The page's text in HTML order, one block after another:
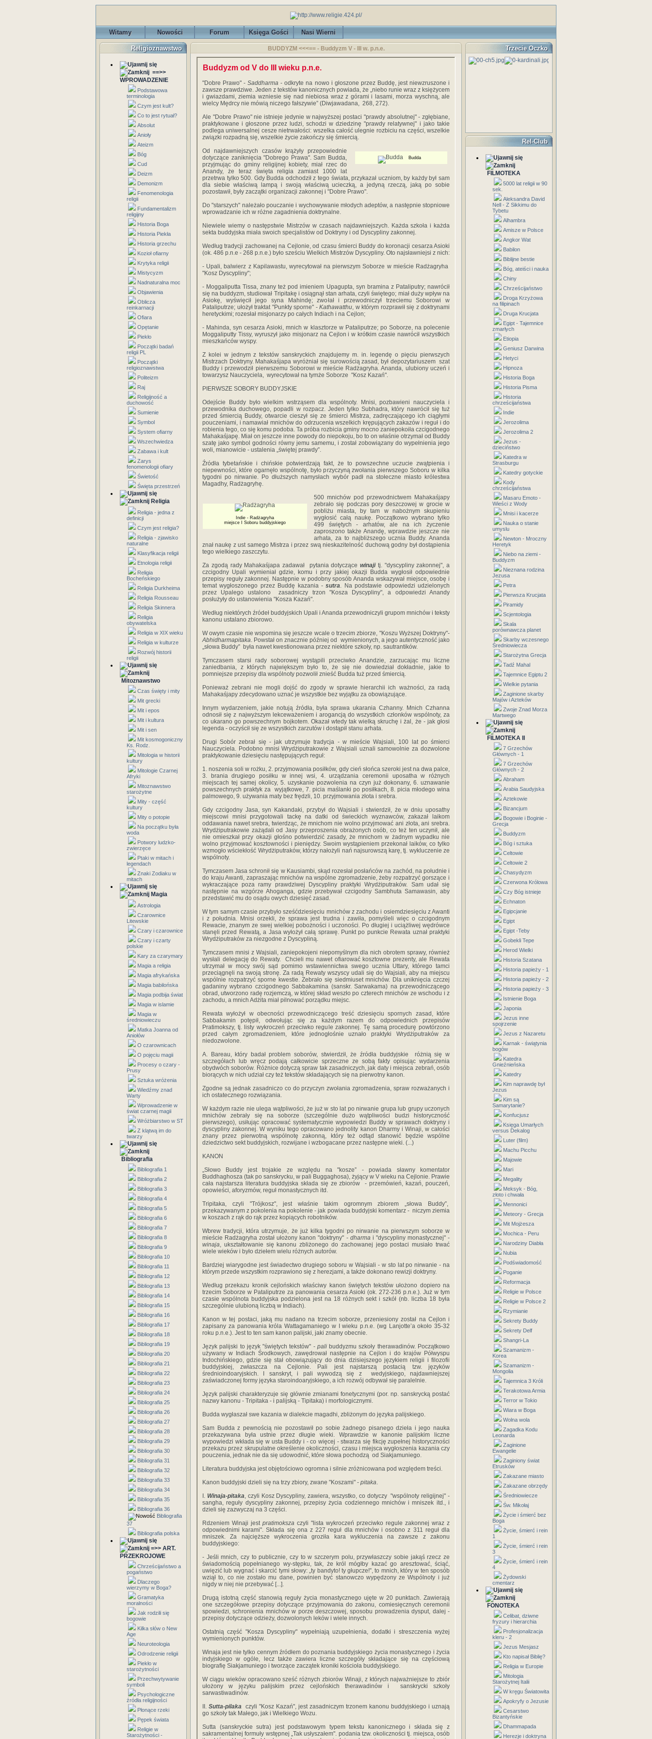
Witamy Nowości Forum Księga Gości Nasi Wierni
Religioznawstwo
==>>
WPROWADZENIE
Podstawowa
terminologia
Czym jest kult?
Co to jest rytuał?
Absolut
Anioły
Ateizm
Bóg
Cud
Deizm
Demonizm
Fenomenologia
religii
Fundamentalizm
religijny
Historia Boga
Historia Piekła
Historia grzechu
Kozioł ofiarny
Krytyka religii
Mistycyzm
Nadnaturalna moc
Objawienia
Oblicza
reinkarnacji
Ofiara
Opętanie
Piekło
Początki badań
religii PL
Początki
religioznawstwa
Politeizm
Raj
Religijność a
duchowość
Sumienie
Symbol
System ofiarny
Wszechwiedza
Zabawa i kult
Zarys
fenomenologii ofiary
Świetość
Święta przestrzeń
Religia
Religia - jedna z
definicji
Czym jest religia?
Religia - zjawisko
naturalne
Klasyfikacja religii
Etnologia religii
Religia
Bocheńskiego
Religia Durkheima
Religia Rousseau
Religia Skinnera
Religia
obywatelska
Religia w XIX wieku
Religia w kulturze
Rozwój historii
religii
Mitoznawstwo
Czas święty i mity
Mit grecki
Mit i epos
Mit i kultura
Mit i sen
Mit kosmogoniczny
Ks. Rodz.
Mitologia w historii
kultury
Mitologie Czarnej
Afryki
Mitoznawstwo
starożytne
Mity - część
kultury
Mity o potopie
Na początku była
woda
Potwory ludzko-
zwierzęce
Ptaki w mitach i
legendach
Znaki Zodiaku w
mitach
Magia
Astrologia
Czarownice
Litewskie
Czary i czarownice
Czary i czarty
polskie
Kary za czarymary
Magia a religia
Magia afrykańska
Magia babilońska
Magia podbija świat
Magia w islamie
Magia w
średniowieczu
Matka Joanna od
Aniołów
O czarownicach
O pojęciu magii
Procesy o czary -
Prusy
Sztuka wróżenia
Wiedźmy znad
Warty
Wprowadzenie w
świat czarnej magii
Wróżbiarstwo w ST
Z klątwą im do
twarzy
Bibliografia
Bibliografia 1
Bibliografia 2
Bibliografia 3
Bibliografia 4
Bibliografia 5
Bibliografia 6
Bibliografia 7
Bibliografia 8
Bibliografia 9
Bibliografia 10
Bibliografia 11
Bibliografia 12
Bibliografia 13
Bibliografia 14
Bibliografia 15
Bibliografia 16
Bibliografia 17
Bibliografia 18
Bibliografia 19
Bibliografia 20
Bibliografia 21
Bibliografia 22
Bibliografia 23
Bibliografia 24
Bibliografia 25
Bibliografia 26
Bibliografia 27
Bibliografia 28
Bibliografia 29
Bibliografia 30
Bibliografia 31
Bibliografia 32
Bibliografia 33
Bibliografia 34
Bibliografia 35
Bibliografia 36
Bibliografia
37
Bibliografia polska
=>> ART.
PRZEKROJOWE
Chrześcijaństwo a
pogaństwo
Dlaczego
wierzymy w Boga?
Gramatyka
moralności
Jak rodzili się
bogowie
Kilka słów o New
Age
Neuroteologia
Odrodzenie religii
Piekło w
starożytności
Przechwytywanie
symboli
Psychologiczne
źródła religijności
Płonące rzeki
Pępek świata
Religie w
Starożytności -
BUDDYZM <<<== - Buddyzm V - III w. p.n.e.
Buddyzm od V do III wieku p.n.e.
"Dobre Prawo" -Saddharma - odkryte na nowo i głoszone przez Buddę, jest niewzruszone i
zawsze prawdziwe. Jeden z tekstów kanonicznych powiada, że „niebo runie wraz z księżycem
i gwiazdami, ziemia wzniesie się nad niebiosa wraz z górami i lasami, morza wyschną, ale
wielcy Mędrcy nie mówią niczego fałszywie” (Diwjawadana, 268, 272).
Ale "Dobre Prawo" nie istnieje jedynie w najwyższej postaci "prawdy absolutnej" - zgłębiane,
praktykowane i głoszone przez ludzi, schodzi w dziedzinę "prawdy relatywnej" i jako takie
podlega uniwersalnej cesze nietrwałości: wszelka całość ulegnie rozbiciu na części, wszelkie
związki rozpadną się, wszelkie życie zakończy się śmiercią.
Budda
Od najdawniejszych czasów krążyły przepowiednie
dotyczące zaniknięcia "Dobrego Prawa". Sam Budda,
przyjmując do gminy religijnej kobiety, miał rzec do
Anandy, że teraz święta religia zamiast 1000 lat
przetrwa tylko 500. Gdy Budda odchodził z tego świata, przykazał uczniom, by każdy był sam
dla siebie właściwą lampą i swoją właściwą ucieczką, a jedyną rzeczą, jaką po sobie
pozostawił, były zaczątki organizacji zakonnej i "Dobre Prawo".
Do "starszych" należało pouczanie i wychowywanie młodych adeptów, a następnie stopniowe
wprowadzanie ich w różne zagadnienia doktrynalne.
Niewiele wiemy o następstwie Mistrzów w czasach najdawniejszych. Każda szkoła i każda
sekta buddyjska miała swoich specjalistów od Doktryny i od Dyscypliny zakonnej.
Według tradycji zachowanej na Cejlonie, od czasu śmierci Buddy do koronacji cesarza Asioki
(ok. 486 p.n.e - 268 p.n.e.) było sześciu Wielkich Mistrzów Dyscypliny. Oto najsławniejsi z nich:
- Upali, balwierz z Kapilawastu, wyrecytował na pierwszym Soborze w mieście Radżagryha
"Kosz Dyscypliny";
- Moggaliputta Tissa, znany też pod imieniem Upagupta, syn bramina z Pataliputry; nawrócił
się na buddyzm, studiował Tripitakę i osiągnął stan arhata, czyli świętego; miał duży wpływ na
Asiokę, wyświęcił jego syna Mahindę; zwołał i przewodniczył trzeciemu Soborowi w
Pataliputrze; ułożył traktat "Punkty sporne" - Kathawatthu, w którym rozprawił się z doktrynami
heretyckimi; rozesłał misjonarzy po całych Indiach i na Cejlon;
- Mahinda, syn cesarza Asioki, mnich w klasztorze w Pataliputrze; po Soborze, na polecenie
Moggaliputty Tissy, wyruszył jako misjonarz na Cejlon i w krótkim czasie nawrócił wszystkich
mieszkańców wyspy.
Z kolei w jednym z tekstów sanskryckich znajdujemy m. in. legendę o pięciu pierwszych
Mistrzach Doktryny. Mahakaśjapa wyróżniał się surowością zasad, był depozytariuszem szat
Buddy i przewodził pierwszemu Soborowi w mieście Radżagryha. Ananda, ulubiony uczeń i
towarzysz Nauczyciela, wyrecytował na tymże Soborze "Kosz Kazań".
PIERWSZE SOBORY BUDDYJSKIE
Odejście Buddy było wielkim wstrząsem dla wspólnoty. Mnisi, pozbawieni nauczyciela i
przewodnika duchowego, popadli w rozpacz. Jeden tylko Subhadra, który nawrócił się tuż
przed śmiercią Buddy, otwarcie cieszył się ze śmierci Mistrza, zadręczającego ich ciągłymi
pouczeniami, i namawiał mnichów do odrzucenia wszelkich krępujących zakazów i reguł i do
robienia tego, co się komu podoba. Ta próba rozbicia gminy mocno zaniepokoiła czcigodnego
Mahakaśjapę. Miał on jeszcze inne powody do niepokoju, bo to on właśnie otrzymał od Buddy
szatę jako symbol godności równy jemu samemu, i został zobowiązany do wypełnienia jego
woli, mianowicie - ustalenia „świętej prawdy”.
Źródła tybetańskie i chińskie potwierdzają fakt, że to powszechne uczucie zwątpienia i
niepewności, które ogarnęło wspólnotę, było przyczyną zwołania pierwszego Soboru w kilka
tygodni po nirwanie. Po dłuższych namysłach wybór padł na stołeczne miasto królestwa
Magadhy, Radżagryhę.
Indie - Radżagryha
miejsce I Soboru buddyjskiego
500 mnichów pod przewodnictwem Mahakaśjapy
zebrało się podczas pory deszczowej w grocie w
pobliżu miasta, by tam w nabożnym skupieniu
wygłosić całą naukę. Początkowo wybrano tylko
499 świętych - arhatów, ale na ich życzenie
zaproszono także Anandę, wprawdzie jeszcze nie
arhata, za to najbliższego ucznia Buddy. Ananda
znał naukę z ust samego Mistrza i przez swą nieskazitelność duchową godny był dostąpienia
tego wielkiego zaszczytu.
Za zgodą rady Mahakaśjapa zadawał pytania dotyczące winajitj. "dyscypliny zakonnej", a
czcigodny Upali wymieniał gdzie, komu i przy jakiej okazji Budda wygłosił odpowiednie
przepisy reguły zakonnej. Następnie w podobny sposób Ananda wskazywał miejsce, osobę i
temat wygłoszonego przez Buddę kazania -sutra. Na podstawie odpowiedzi udzielonych
przez Upalego ustalono zasadniczy trzon "Kosza Dyscypliny", a odpowiedzi Anandy
posłużyły do ustanowienia "Kosza Kazań".
Według niektórych źródeł buddyjskich Upali i Ananda przewodniczyli grupom mnichów i teksty
kanonu ustalano zbiorowo.
W owym czasie nie wspomina się jeszcze wcale o trzecim zbiorze, "Koszu Wyższej Doktryny"-
Abhidharmapitaka. Powstał on znacznie później od wymienionych, a jego autentyczność jako
„słowa Buddy” była nawet kwestionowana przez niektóre szkoły, np. sautrantików.
Tymczasem starsi rady soborowej wystąpili przeciwko Anandzie, zarzucając mu liczne
zaniedbania, z których największym było to, że się nie dowiedział dokładnie, jakie to
pomniejsze przepisy dla wspólnoty pozwolił znieść Budda tuż przed śmiercią.
Ponieważ zebrani nie mogli dojść do zgody w sprawie hierarchii ich ważności, za radą
Mahakaśjapy zdecydowano uznać je wszystkie bez wyjątku za obowiązujące.
Innym wydarzeniem, jakie notują źródła, była sprawa ukarania Czhanny. Mnich Czhanna
odnosił się z najwyższym lekceważeniem i arogancją do wszystkich członków wspólnoty, za
co ukarano go powszechnym bojkotem. Okazał wtedy tak wielką skruchę i żal, że - jak głosi
legenda - oczyścił się ze wszystkich zarzutów i dostąpił stanu arhata.
Drugi Sobór zebrał się - jak utrzymuje tradycja - w mieście Wajsiali, 100 lat po śmierci
Nauczyciela. Podobno mnisi Wrydżiputrakowie z Wajsiali uznali samowolnie za dozwolone
praktykowanie dziesięciu następujących reguł:
1. noszenia soli w rożku, 2. przyjmowania posiłków, gdy cień słońca szeroki jest na dwa palce,
3. brania drugiego posiłku w innej wsi, 4. urządzania ceremonii uposatha w różnych
miejscach tej samej okolicy, 5. uzyskanie pozwolenia na czyn już dokonany, 6. uznawanie
powszechnych praktyk za wyjątkowe, 7. picia maślanki po posiłkach, 8. picia młodego wina
palmowego, 9. używania maty bez frędzli, 10. przyjmowania złota i srebra.
Gdy czcigodny Jasa, syn Kakandaki, przybył do Wajsiali i stwierdził, że w dniu uposathy
miejscowi mnisi przygotowali tackę na datki od świeckich wyznawców, zakazał laikom
oddawania nawet srebra, twierdząc, że mnichom nie wolno przyjmować ani złota, ani srebra.
Wrydżiputrakowie zażądali od Jasy przeproszenia obrażonych osób, co też ten uczynił, ale
nie omieszkał przy okazji głośno potwierdzić zasady, że mnichom w żadnym wypadku nie
wolno przyjmować kosztowności i pieniędzy. Swoim wystąpieniem przekonał laików, co tylko
wzmogło wściekłość Wrydżiputraków, którzy nałożyli nań najsurowszą karę, tj. wykluczenie ze
wspólnoty.
Tymczasem Jasa schronił się w Kausiambi, skąd rozesłał posłańców na zachód, na południe i
do kraju Awanti, zapraszając mnichów na wspólne zgromadzenie, żeby rozpatrzyć gorszące i
wykraczające poza ramy prawdziwej Dyscypliny praktyki Wrydżiputraków. Sam udał się
następnie na wzgórze Ahoganga, gdzie przebywał czcigodny Sambhuta Samawasin, aby
przedstawić mu do osądu owych dziesięć zasad.
W tym samym czasie przybyło sześćdziesięciu mnichów z zachodu i osiemdziesięciu z Awanti
i z południa. Mnisi orzekli, że sprawa jest trudna i zawiła, pomyśleli więc o czcigodnym
Rewacie, znanym ze swej wielkiej pobożności i uczoności. Po długiej i uciążliwej wędrówce
stanęli przed Rewatą, a Jasa wyłożył całą sprawę. Punkt po punkcie Rewata uznał praktyki
Wrydżiputraków za niezgodne z Dyscypliną.
Tymczasem mnisi z Wajsiali, zaniepokojeni niepomyślnym dla nich obrotem sprawy, również
wysłali delegację do Rewaty. Chcieli mu nawet ofiarować kosztowne prezenty, ale Rewata
utrzymał w mocy swój sąd pomimo wstawiennictwa swego ucznia Uttary, którego tamci
przeciągnęli na swoją stronę. Za radą Rewaty wszyscy udali się do Wajsiali, aby na miejscu
wspólnie rozpatrzyć sporne kwestie. Zebrało się siedmiuset mnichów. Dla uniknięcia czczej
gadaniny wybrano czcigodnego Sabbakamina (sanskr. Sarwakama) na przewodniczącego
obrad, utworzono radę rozjemczą, w której skład weszło po czterech mnichów ze wschodu i z
zachodu, a mnich Adżita miał pilnować porządku miejsc.
Rewata wyłożył w obecności przewodniczącego treść dziesięciu spornych zasad, które
Sabbakamin potępił, odwołując się za każdym razem do odpowiednich przepisów
Pratimokszy, tj. listy wykroczeń przeciwko regule zakonnej. Tę samą procedurę powtórzono
przed całym zgromadzeniem, które jednogłośnie uznało praktyki Wrydżiputraków za
niedozwolone.
A. Bareau, który badał problem soborów, stwierdził, że źródła buddyjskie różnią się w
szczegółach lub wręcz podają całkowicie sprzeczne ze sobą fakty opisując wydarzenia
obydwóch soborów. Różnice dotyczą spraw tak zasadniczych, jak daty i miejsca zebrań, osób
biorących w nich udział czy też tekstów składających się na pierwotny kanon.
Zgodne są jednak zasadniczo co do przyczyn zwołania zgromadzenia, spraw rozważanych i
ich ostatecznego rozwiązania.
W każdym razie nie ulega wątpliwości, że już w sto lat po nirwanie grupa lub grupy uczonych
mnichów zebrały się na soborze (szczególnie dużo wątpliwości budzi historyczność
pierwszego), usiłując opracować systematycznie wypowiedzi Buddy w sprawach doktryny i
dyscypliny zakonnej. W wyniku tego opracowano jednolity kanon Dharmy i Winaji, w całości
znany przez pierwotną wspólnotę zakonną, który też odtąd stanowić będzie wspólne
dziedzictwo sekt buddyjskich, rozwijane i wzbogacane przez następne wieki. (...)
KANON
„Słowo Buddy jest trojakie ze względu na "kosze” - powiada sławny komentator
Buddhaghosza (tak po sanskrycku, w pali Buggaghosa), żyjący w V wieku na Cejlonie. Prawie
cała najstarsza literatura buddyjska składa się ze zbiorów - przemówień, kazań, pouczeń,
opowieści, aforyzmów, reguł monastycznych itd.
Tripitaka, czyli "Trójkosz", jest właśnie takim ogromnym zbiorem „słowa Buddy”,
przekazywanym z pokolenia na pokolenie - jak powiada buddyjski komentarz - niczym ziemia
w koszach z rąk do rąk przez kopiących robotników.
Wbrew tradycji, która utrzymuje, że już kilka tygodni po nirwanie na pierwszym soborze w
mieście Radżagryha został ułożony kanon "doktryny" - dharmai "dyscypliny monastycznej" -
winaja, ukształtowanie się kanonu zbliżonego do zachowanej jego postaci musiało trwać
wiele wieków i było dziełem wielu różnych autorów.
Bardziej wiarygodne jest świadectwo drugiego soboru w Wajsiali - w sto lat po nirwanie - na
którym przede wszystkim rozprawiono się z herezjami, a także dokonano rewizji doktryny.
Według przekazu kronik cejlońskich właściwy kanon świętych tekstów ułożono dopiero na
trzecim Soborze w Pataliputrze za panowania cesarza Asioki (ok. 272-236 p.n.e.). Już w tym
czasie wspólnota buddyjska podzielona jest na 18 różnych sekt i szkół (nb. liczba 18 była
szczególnie ulubioną liczbą w Indiach).
Kanon w tej postaci, jaką mu nadano na trzecim soborze, przeniesiony został na Cejlon i
zapisany za panowania króla Wattagamaniego w I wieku p.n.e. (wg Lanjotte’a około 35-32
roku p.n.e.). Jest to ten sam kanon palijski, jaki znamy obecnie.
Język palijski to język "świętych tekstów" - palibuddyzmu szkoły therawadinów. Początkowo
używany w Indiach Środkowych, zawędrował następnie na Cejlon i do krajów Półwyspu
Indochińskiego, gdzie się stał obowiązujący do dnia dzisiejszego językiem religii i filozofii
buddyjskiej, zwłaszcza na Cejlonie. Pali jest najstarszą postacią tzw. języków
średnioindoaryjskich. I sanskryt, i pali wywodzą się z wedyjskiego, najdawniejszej
zaświadczonej formy języka staroindoaryjskiego, a ich rozwój odbywał się paralelnie.
Język palijski charakteryzuje się głównie zmianami fonetycznymi (por. np. sanskrycką postać
nazwy kanonu - Tripitaka - i palijską - Tipitaka) i morfologicznymi.
Budda wygłaszał swe kazania w dialekcie magadhi, zbliżonym do języka palijskiego.
Sam Budda z pewnością nie pozostawił po sobie żadnego pisanego dzieła i jego nauka
przekazywana była ustnie przez długie wieki. Wprawdzie w kanonie palijskim liczne
wypowiedzi wkłada się w usta Buddy i - co więcej - stwarza się fikcję zupełnej historyczności
przekazu przez skrupulatne określenie okoliczności, czasu i miejsca wygłoszenia kazania czy
pouczenia, jednak nie da się udowodnić, które słowa pochodzą od Siakjamuniego.
Literatura buddyjska jest objętościowo ogromna i silnie zróżnicowana pod względem treści.
Kanon buddyjski dzieli się na trzy zbiory, zwane "Koszami" - pitaka.
I. Winaja-pitaka, czyli Kosz Dyscypliny, zawiera, wszystko, co dotyczy "wspólnoty religijnej" -
sangha, reguły dyscypliny zakonnej, przepisy życia codziennego mnichów i mniszek itd., i
dzieli się zazwyczaj na 3 części.
Rdzeniem Winaji jest pratimoksza czyli "lista wykroczeń przeciwko regule zakonnej wraz z
odpowiednimi karami". Składa się ona z 227 reguł dla mnichów i osobno z 311 reguł dla
mniszek. Za najcięższe wykroczenia groziła kara wykluczenia na zawsze z zakonu
buddyjskiego:
- Jeśli mnich, czy to publicznie, czy to w szczerym polu, przywłaszczy sobie jakąś rzecz ze
świadomością popełnianego wy-stępku, tak, że król mógłby kazać go aresztować, ściąć,
uwięzić lub wygnać i skarcić tymi słowy: „ty bandyto! ty głupcze!”, to mnich, który w ten sposób
wziął to, co nie zostało mu dane, powinien być stanowczo wypędzony ze Wspólnoty i już
nigdy w niej nie przebywać [...].
Drugą istotną część stanowią reguły życia monastycznego ujęte w 20 punktach. Zawierają
one szczegółowe przepisy dotyczące przyjmowania do zakonu, comiesięcznych ceremonii
spowiedzi, schronienia mnichów w porze deszczowej, sposobu prowadzenia dysput, dalej -
przepisy dotyczące odzieży, dozwolonych leków i wiele innych.
Ostatnią część "Kosza Dyscypliny" wypełniają uzupełnienia, dodatki i streszczenia wyżej
wymienionych punktów.
Winaja jest nie tylko cennym źródłem do poznania buddyjskiego życia monastycznego i życia
indyjskiego w ogóle, lecz także zawiera liczne szczegóły składające się na częściową
biografię Siakjamuniego i tworzące zaczątek kroniki kościoła buddyjskiego.
W ciągu wieków opracowano sześć różnych zbiorów Winaji, z których najważniejsze to zbiór
ułożony w języku palijskim przez cejlońskich therawadinów i sanskrycki szkoły
sarwastiwadinów.
II. Sutta-pilaka czyli "Kosz Kazań", jest zasadniczym trzonem kanonu buddyjskiego i uznają
go szkoły tak Małego, jak i Wielkiego Wozu.
Sutta (sanskryckie sutra) jest podstawowym typem tekstu kanonicznego i składa się z
sakramentalnej formuły wstępnej „Tak usłyszałem". podania tzw. okoliczności tj. miejsca, osób
Trzecie Oczko
Rel-Club
FILMOTEKA
5000 lat religii w 90
sek.
Aleksandra David
Nell - Z Sikkimu do
Tybetu
Alhambra
Amisze w Polsce
Angkor Wat
Babilon
Biblijne bestie
Bóg, ateiści i nauka
Chiny
Chrześcijaństwo
Droga Krzyżowa
na filipinach
Druga Krucjata
Egipt - Tajemnice
zmarłych
Etiopia
Geniusz Darwina
Hetyci
Hipnoza
Historia Boga
Historia Pisma
Historia
chrześcijaństwa
Indie
Jerozolima
Jerozolima 2
Jezus -
dzieciństwo
Katedra w
Strasburgu
Katedry gotyckie
Kody
chrześcijaństwa
Masaru Emoto -
Wieści z Wody
Mnisi i kacerze
Nauka o stanie
umyslu
Newton - Mroczny
Heretyk
Niebo na ziemi -
Buddyzm
Nieznana rodzina
Jezusa
Petra
Pierwsza Krucjata
Piramidy
Scjentologia
Skala
porównawcza planet
Skarby wczesnego
Średniowiecza
Starożytna Grecja
Tadź Mahal
Tajemnice Egiptu 2
Wielkie pytania
Zaginione skarby
Majów i Azteków
Zwoje Znad Morza
Martwego
FILMOTEKA II
7 Grzechów
Głównych - 1
7 Grzechów
Głównych - 2
Abraham
Arabia Saudyjska
Aztekowie
Bizancjum
Bogowie i Boginie -
Grecja
Buddyzm
Bóg i sztuka
Celtowie
Celtowie 2
Chasydyzm
Czerwona Królowa
Czy Bóg istnieje
Echnaton
Egipcjanie
Egipt
Egipt -Teby
Gobekli Tepe
Herod Wielki
Historia Szatana
Historia papieży - 1
Historia papieży - 2
Historia papieży - 3
Istnienie Boga
Japonia
Jezus inne
spojrzenie
Jezus z Nazaretu
Karnak - świątynia
bogów
Katedra
Gnieźnieńska
Katedry
Kim naprawdę był
Jezus
Kim są
Samarytanie?
Konfucjusz
Księga Umarłych
versus Dekalog
Luter (film)
Machu Picchu
Majowie
Mari
Megality
Meksyk - Bóg,
złoto i chwała
Mennonici
Meteory - Grecja
Mit Mojżesza
Mochica - Peru
Narodziny Diabła
Nubia
Podświadomość
Poganie
Reformacja
Religie w Polsce
Religie w Polsce 2
Rzymianie
Sekrety Buddy
Sekrety Delf
Shangri-La
Szamanizm -
Korea
Szamanizm -
Mongolia
Tajemnica 3 Króli
Terakotowa Armia
Terror w Tokio
Wiara w Boga
Wolna wola
Zagadka Kodu
Leonarda
Zaginione
Ewangelie
Zaginiony świat
Etrusków
Zakazane miasto
Zakazane obrzędy
Średniowiecze
Św. Mikołaj
Życie i śmierć bez
Boga
Życie, śmierć i rein
1
Życie, śmierć i rein
3
Życie, śmierć i rein
4
Żydowski
cmentarz
FONOTEKA
Celibat, dziwne
fryzury i hierarchia
Profesjonalizacja
kleru - 2
Jezus Mesjasz
Kto napisał Biblię?
Religia w Europie
Mitologia
Starożytnej Italii
W kręgu Światowita
Apokryfy o Jezusie
Cesarstwo
Bizantyńskie
Dhammapada
Herezje i doktryna